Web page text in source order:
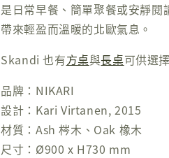
是日常早餐、簡單聚餐或安靜
帶來輕盈而溫暖的北歐氣息。
Skandi 也有方桌與長桌可供選擇
品牌：NIKARI
設計：Kari Virtanen, 2015
材質：Ash 梣木、Oak 橡木
尺寸：Ø900 x H730 mm